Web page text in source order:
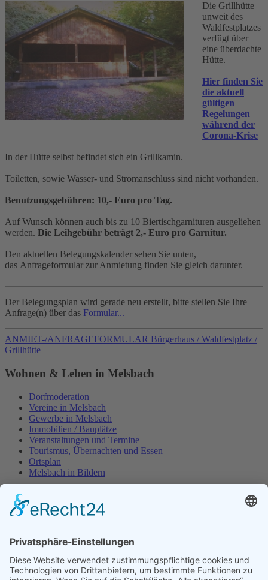
Die Grillhütte
unweit des
Waldfestplatzes
verfügt über
eine überdachte
Hütte.
Hier finden Sie
die aktuell
gültigen
Regelungen
während der
Corona-Krise
In der Hütte selbst befindet sich ein Grillkamin.
Toiletten, sowie Wasser- und Stromanschluss sind nicht vorhanden.
Benutzungsgebühren: 10,- Euro pro Tag.
Auf Wunsch können auch bis zu 10 Biertischgarnituren ausgeliehen
werden. Die Leihgebühr beträgt 2,- Euro pro Garnitur.
Den aktuellen Belegungskalender sehen Sie unten,
das Anfrageformular zur Anmietung finden Sie gleich darunter.
Der Belegungsplan wird gerade neu erstellt, bitte stellen Sie Ihre
Anfrage(n) über das Formular...
ANMIET-/ANFRAGEFORMULAR Bürgerhaus / Waldfestplatz /
Grillhütte
Wohnen & Leben in Melsbach
Dorfmoderation
Vereine in Melsbach
Gewerbe in Melsbach
Immobilien / Bauplätze
Veranstaltungen und Termine
Tourismus, Übernachten und Essen
Ortsplan
Melsbach in Bildern
Öffentliche Einrichtungen
Bürgerhaus
Grillhütte
Grundschule
Kita